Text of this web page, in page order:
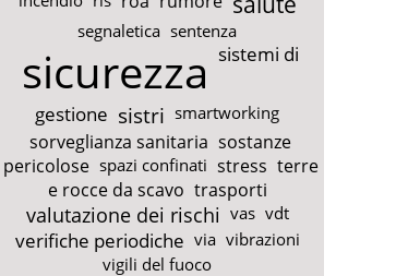
segnaletica sentenza
sicurezza sistemi di
gestione sistri smartworking
sorveglianza sanitaria sostanze
pericolose spazi confinati stress terre
e rocce da scavo trasporti
valutazione dei rischi vas vdt
verifiche periodiche via vibrazioni
vigili del fuoco